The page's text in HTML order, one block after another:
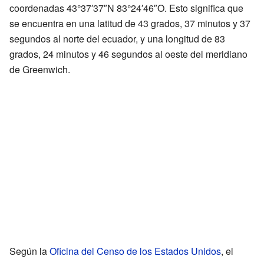
coordenadas 43°37′37″N 83°24′46″O. Esto significa que
se encuentra en una latitud de 43 grados, 37 minutos y 37
segundos al norte del ecuador, y una longitud de 83
grados, 24 minutos y 46 segundos al oeste del meridiano
de Greenwich.
Según laOficina del Censo de los Estados Unidos, el